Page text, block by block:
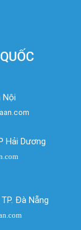
Nội
Hải Dương
Đà Nẵng